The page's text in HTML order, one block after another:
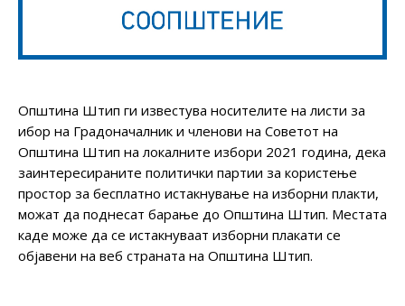
Општина Штип ги известува носителите на листи за
ибор на Градоначалник и членови на Советот на
Општина Штип на локалните избори 2021 година, дека
заинтересираните политички партии за користење
простор за бесплатно истакнување на изборни плакти,
можат да поднесат барање до Општина Штип. Местата
каде може да се истакнуваат изборни плакати се
објавени на веб страната на Општина Штип.